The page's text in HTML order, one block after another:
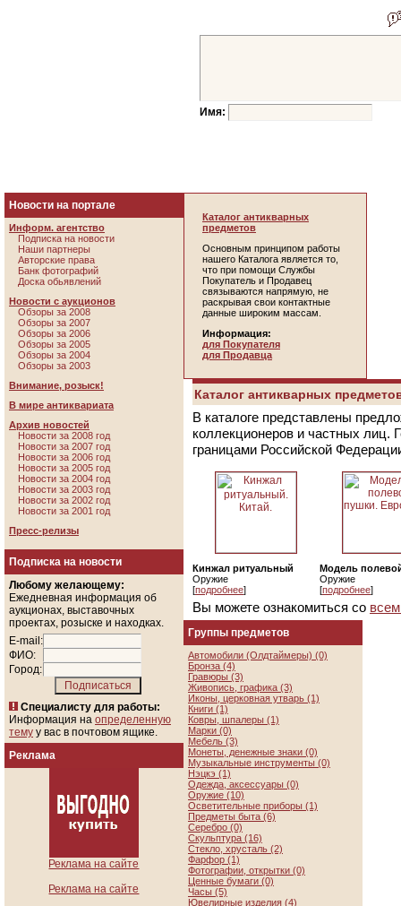
Имя:
Новости на портале
Информ. агентство
Подписка на новости
Наши партнеры
Авторские права
Банк фотографий
Доска обьявлений
Новости с аукционов
Обзоры за 2008
Обзоры за 2007
Обзоры за 2006
Обзоры за 2005
Обзоры за 2004
Обзоры за 2003
Внимание, розыск!
В мире антиквариата
Архив новостей
Новости за 2008 год
Новости за 2007 год
Новости за 2006 год
Новости за 2005 год
Новости за 2004 год
Новости за 2003 год
Новости за 2002 год
Новости за 2001 год
Пресс-релизы
Подписка на новости
Любому желающему:
Ежедневная информация об
аукционах, выставочных
проектах, розыске и находках.
E-mail:
ФИО:
Город:
Специалисту для работы:
Информация на определенную
тему у вас в почтовом ящике.
Реклама
Реклама на сайте
Реклама на сайте
Каталог антикварных
предметов
Основным принципом работы
нашего Каталога является то,
что при помощи Службы
Покупатель и Продавец
связываются напрямую, не
раскрывая свои контактные
данные широким массам.
Информация:
для Покупателя
для Продавца
Каталог антикварных
В каталоге представлены
коллекционеров и частных лиц.
границами Российской
Кинжал ритуальный
Оружие
[подробнее]
Модель
Оружие
[подробнее]
Вы можете ознакомиться со
Группы предметов
Автомобили (Олдтаймеры) (0)
Бронза (4)
Гравюры (3)
Живопись, графика (3)
Иконы, церковная утварь (1)
Книги (1)
Ковры, шпалеры (1)
Марки (0)
Мебель (3)
Монеты, денежные знаки (0)
Музыкальные инструменты (0)
Нэцкэ (1)
Одежда, аксессуары (0)
Оружие (10)
Осветительные приборы (1)
Предметы быта (6)
Серебро (0)
Скульптура (16)
Стекло, хрусталь (2)
Фарфор (1)
Фотографии, открытки (0)
Ценные бумаги (0)
Часы (5)
Ювелирные изделия (4)